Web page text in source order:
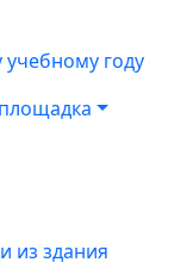
году
из здания